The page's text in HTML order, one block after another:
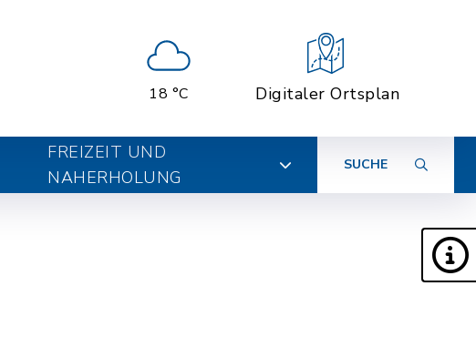
18 °C Digitaler Ortsplan
FREIZEIT UND
NAHERHOLUNG
SUCHE